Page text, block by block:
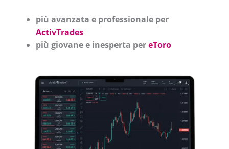
più avanzata e professionale per
ActivTrades
più giovane e inesperta pereToro